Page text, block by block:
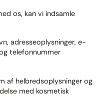
os, kan vi indsamle
adresseoplysninger, e-
telefonnummer
af helbredsoplysninger og
med kosmetisk